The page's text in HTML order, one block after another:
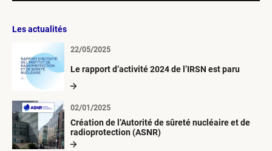
Les actualités
Le rapport d’activité 2024 de l’IRSN est paru
22/05/2025
Création de l’Autorité de sûreté nucléaire et de
radioprotection (ASNR)
02/01/2025